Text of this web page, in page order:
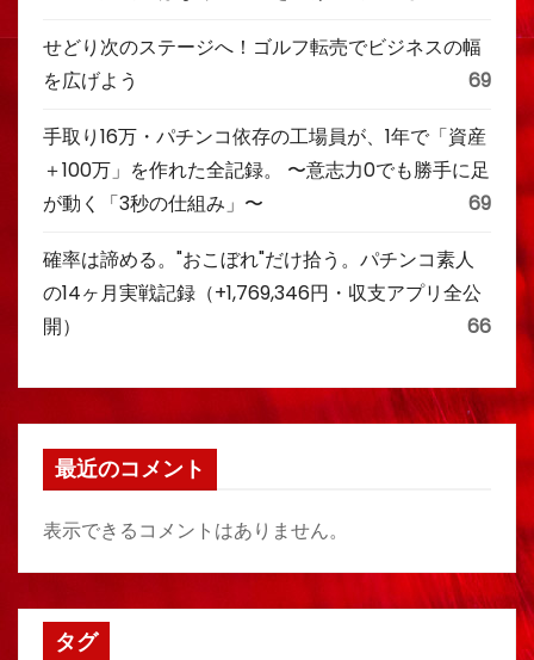
せどり次のステージへ！ゴルフ転売でビジネスの幅
を広げよう
69
手取り16万・パチンコ依存の工場員が、1年で「資産
＋100万」を作れた全記録。 〜意志力0でも勝手に足
が動く「3秒の仕組み」〜
69
確率は諦める。"おこぼれ"だけ拾う。パチンコ素人
の14ヶ月実戦記録（+1,769,346円・収支アプリ全公
開）
66
最近のコメント
表示できるコメントはありません。
タグ